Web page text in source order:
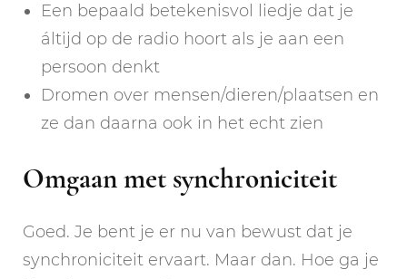
Een bepaald betekenisvol liedje dat je
áltijd op de radio hoort als je aan een
persoon denkt
Dromen over mensen/dieren/plaatsen en
ze dan daarna ook in het echt zien
Omgaan met synchroniciteit
Goed. Je bent je er nu van bewust dat je
synchroniciteit ervaart. Maar dan. Hoe ga je